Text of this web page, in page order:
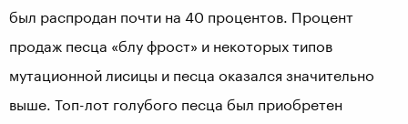
был распродан почти на 40 процентов. Процент
продаж песца «блу фрост» и некоторых типов
мутационной лисицы и песца оказался значительно
выше. Топ-лот голубого песца был приобретен